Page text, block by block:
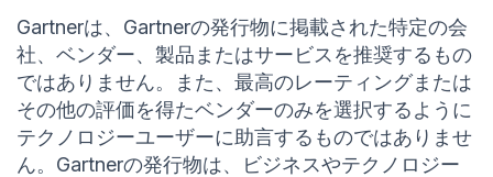
Gartnerは、Gartnerの発行物に掲載された特定の会
社、ベンダー、製品またはサービスを推奨するもの
ではありません。また、最高のレーティングまたは
その他の評価を得たベンダーのみを選択するように
テクノロジーユーザーに助言するものではありませ
ん。Gartnerの発行物は、ビジネスやテクノロジー